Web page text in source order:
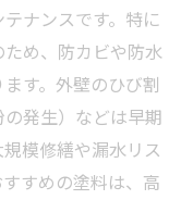
ナンスです。特に
め、防カビや防水
す。外壁のひび割
発生）などは早期
模修繕や漏水リス
すめの塗料は、高